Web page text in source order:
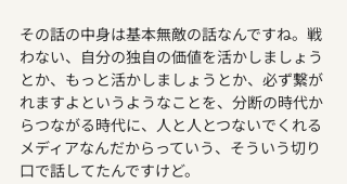
その話の中身は基本無敵の話なんですね。戦
わない、自分の独自の価値を活かしましょう
とか、もっと活かしましょうとか、必ず繋が
れますよというようなことを、分断の時代か
らつながる時代に、人と人とつないでくれる
メディアなんだからっていう、そういう切り
口で話してたんですけど。